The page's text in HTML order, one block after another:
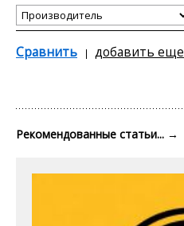
Сравнить добавить еще
Рекомендованные статьи... →